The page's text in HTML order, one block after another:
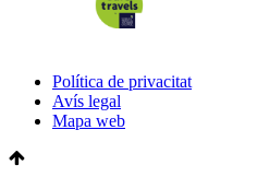
Política de privacitat
Avís legal
Mapa web